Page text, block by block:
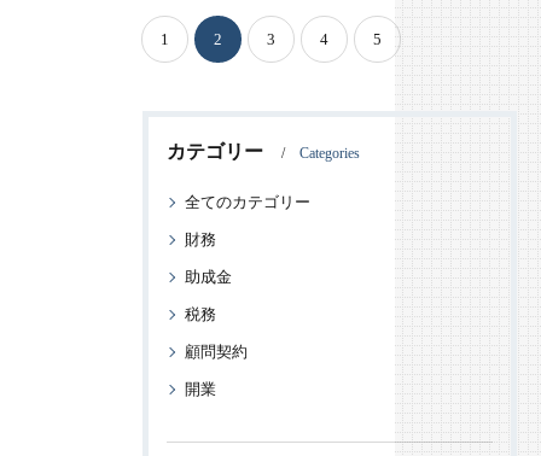
1 2 3 4 5
カテゴリー Categories
全てのカテゴリー
財務
助成金
税務
顧問契約
開業